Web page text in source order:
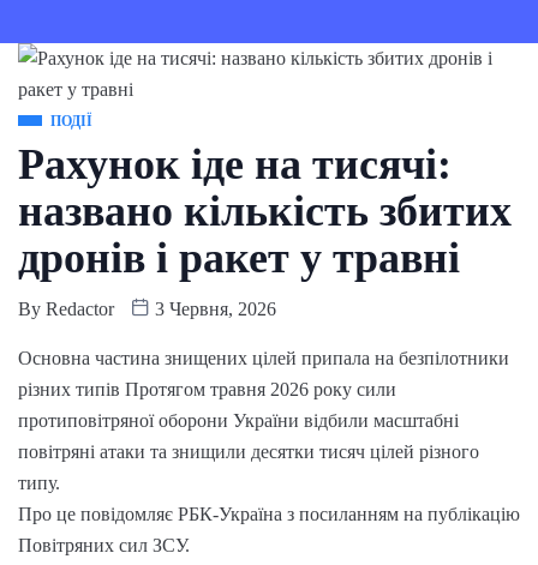
ПОДІЇ
Рахунок іде на тисячі:
названо кількість збитих
дронів і ракет у травні
By Redactor 3 Червня, 2026
Основна частина знищених цілей припала на безпілотники
різних типів Протягом травня 2026 року сили
протиповітряної оборони України відбили масштабні
повітряні атаки та знищили десятки тисяч цілей різного
типу.
Про це повідомляє РБК-Україна з посиланням на публікацію
Повітряних сил ЗСУ.